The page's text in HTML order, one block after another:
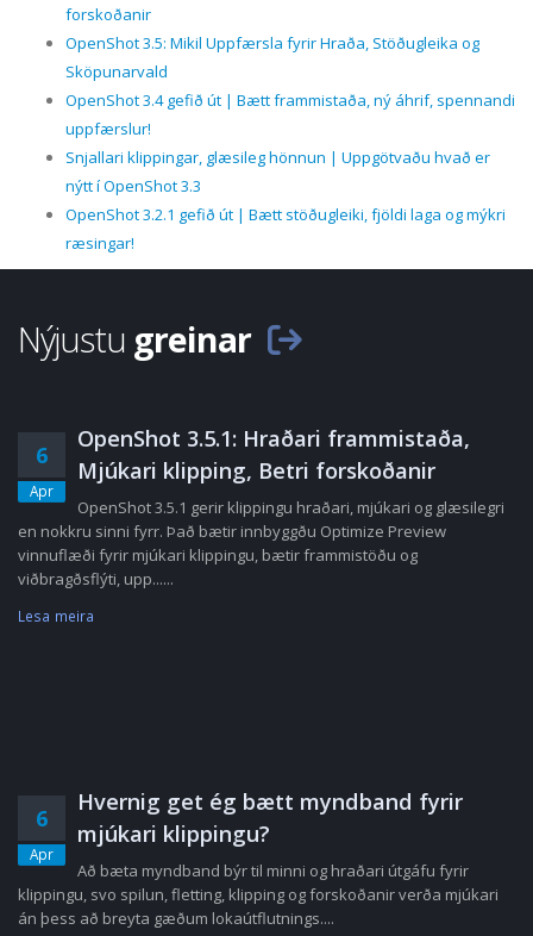
forskoðanir
OpenShot 3.5: Mikil Uppfærsla fyrir Hraða, Stöðugleika og
Sköpunarvald
OpenShot 3.4 gefið út | Bætt frammistaða, ný áhrif, spennandi
uppfærslur!
Snjallari klippingar, glæsileg hönnun | Uppgötvaðu hvað er
nýtt í OpenShot 3.3
OpenShot 3.2.1 gefið út | Bætt stöðugleiki, fjöldi laga og mýkri
ræsingar!
Nýjustu greinar
6
Apr
OpenShot 3.5.1: Hraðari frammistaða,
Mjúkari klipping, Betri forskoðanir
OpenShot 3.5.1 gerir klippingu hraðari, mjúkari og glæsilegri
en nokkru sinni fyrr. Það bætir innbyggðu Optimize Preview
vinnuflæði fyrir mjúkari klippingu, bætir frammistöðu og
viðbragðsflýti, upp......
Lesa meira
6
Apr
Hvernig get ég bætt myndband fyrir
mjúkari klippingu?
Að bæta myndband býr til minni og hraðari útgáfu fyrir
klippingu, svo spilun, fletting, klipping og forskoðanir verða mjúkari
án þess að breyta gæðum lokaútflutnings....